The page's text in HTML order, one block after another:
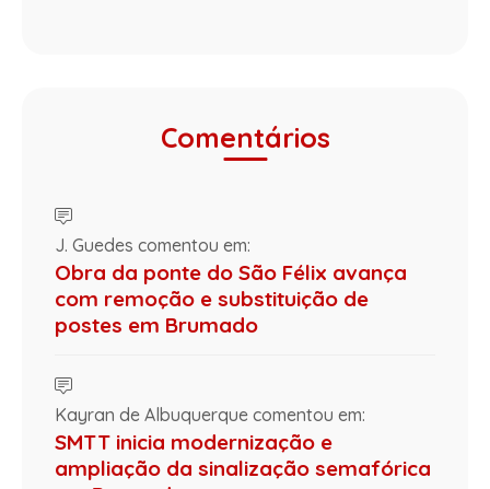
Comentários
J. Guedes comentou em:
Obra da ponte do São Félix avança
com remoção e substituição de
postes em Brumado
Kayran de Albuquerque comentou em:
SMTT inicia modernização e
ampliação da sinalização semafórica